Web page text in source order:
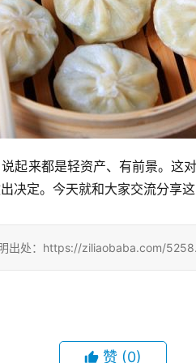
起来都是轻资产、有前景。这
决定。今天就和大家交流分享这
出处：https://ziliaobaba.com/
赞 (0)